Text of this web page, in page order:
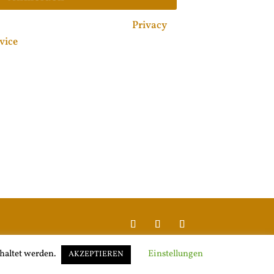
Privacy
apply.
Impressum |Datenschutzerklärung
werden. AKZEPTIEREN Einstellungen